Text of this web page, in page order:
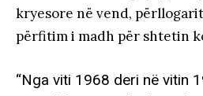
kryesore në vend,
përfitim i madh për shtetin
“Nga viti 1968 deri në vitin